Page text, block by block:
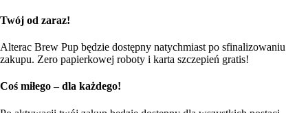
Twój od zaraz!
Alterac Brew Pup będzie dostępny natychmiast po sfinalizowaniu
zakupu. Zero papierkowej roboty i karta szczepień gratis!
Coś miłego – dla każdego!